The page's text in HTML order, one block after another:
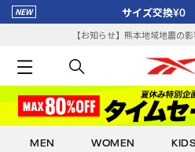
サイズ交換¥0
【お知らせ】熊本地域地震の
MEN WOMEN